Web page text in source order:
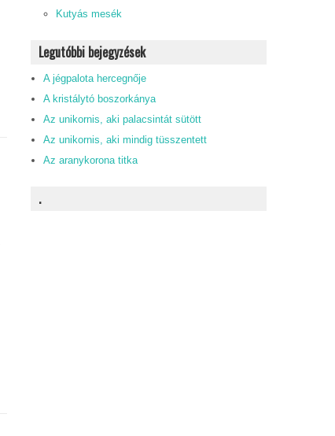
Kutyás mesék
Legutóbbi bejegyzések
A jégpalota hercegnője
A kristálytó boszorkánya
Az unikornis, aki palacsintát sütött
Az unikornis, aki mindig tüsszentett
Az aranykorona titka
.